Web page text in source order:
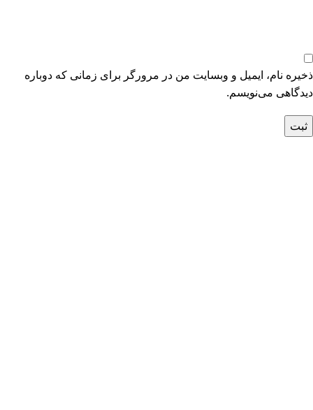
ذخیره نام، ایمیل و وبسایت من در مرورگر برای زمانی که دوباره
دیدگاهی می‌نویسم.